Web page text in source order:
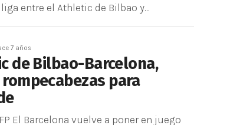
entre el Athletic de Bilbao y...
7 años
de Bilbao-Barcelona,
para
El Barcelona vuelve a poner en juego